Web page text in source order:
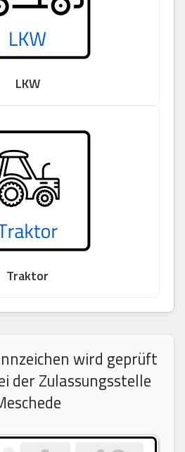
LKW
Traktor
wird geprüft
der Zulassungsstelle